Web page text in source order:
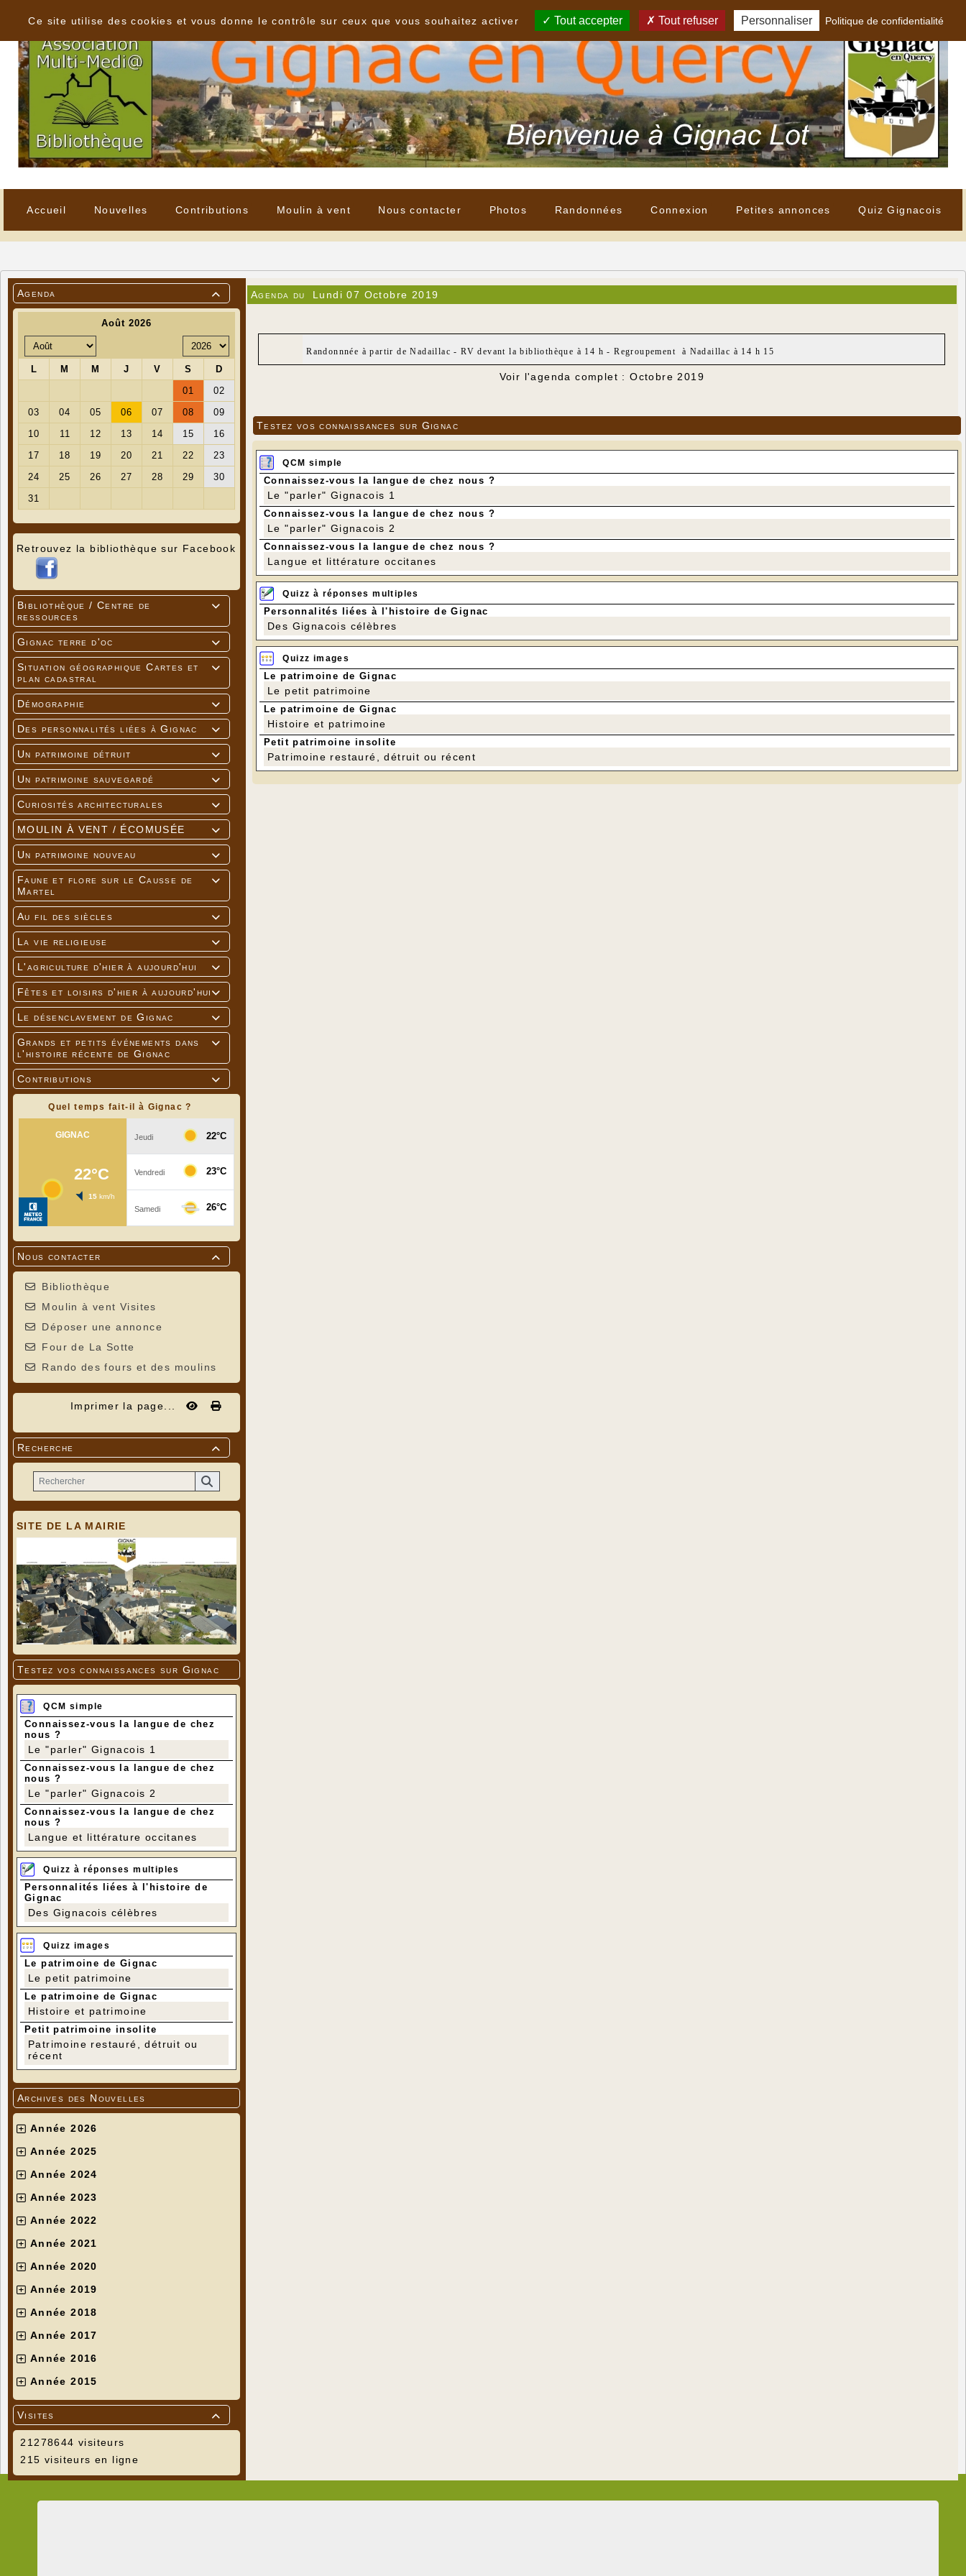
Accueil Nouvelles Contributions Moulin à vent Nous contacter Photos Randonnées Connexion Petites annonces Quiz Gignacois

Agenda
Retrouvez la bibliothèque sur Facebook

Bibliothèque / Centre de
ressources

Gignac terre d'oc

Situation géographique Cartes et
plan cadastral

Démographie

Des personnalités liées à Gignac

Un patrimoine détruit

Un patrimoine sauvegardé

Curiosités architecturales

MOULIN À VENT / ÉCOMUSÉE

Un patrimoine nouveau

Faune et flore sur le Causse de
Martel

Au fil des siècles

La vie religieuse

L'agriculture d'hier à aujourd'hui

Fêtes et loisirs d'hier à aujourd'hui

Le désenclavement de Gignac

Grands et petits événements dans
l'histoire récente de Gignac

Contributions
Quel temps fait-il à Gignac ?

Nous contacter
Bibliothèque
Moulin à vent Visites
Déposer une annonce
Four de La Sotte
Rando des fours et des moulins
Imprimer la page...

Recherche
SITE DE LA MAIRIE
Testez vos connaissances sur Gignac
QCM simple
Connaissez-vous la langue de chez
nous ?
Le "parler" Gignacois 1
Connaissez-vous la langue de chez
nous ?
Le "parler" Gignacois 2
Connaissez-vous la langue de chez
nous ?
Langue et littérature occitanes
Quizz à réponses multiples
Personnalités liées à l'histoire de
Gignac
Des Gignacois célèbres
Quizz images
Le patrimoine de Gignac
Le petit patrimoine
Le patrimoine de Gignac
Histoire et patrimoine
Petit patrimoine insolite
Patrimoine restauré, détruit ou
récent
Archives des Nouvelles
Année 2026
Année 2025
Année 2024
Année 2023
Année 2022
Année 2021
Année 2020
Année 2019
Année 2018
Année 2017
Année 2016
Année 2015

Visites
21278644 visiteurs
215 visiteurs en ligne
Agenda du Lundi 07 Octobre 2019
Randonnnée à partir de Nadaillac - RV devant la bibliothèque à 14 h - Regroupement à Nadaillac à 14 h 15
Voir l'agenda complet : Octobre 2019
Testez vos connaissances sur Gignac
QCM simple
Connaissez-vous la langue de chez nous ?
Le "parler" Gignacois 1
Connaissez-vous la langue de chez nous ?
Le "parler" Gignacois 2
Connaissez-vous la langue de chez nous ?
Langue et littérature occitanes
Quizz à réponses multiples
Personnalités liées à l'histoire de Gignac
Des Gignacois célèbres
Quizz images
Le patrimoine de Gignac
Le petit patrimoine
Le patrimoine de Gignac
Histoire et patrimoine
Petit patrimoine insolite
Patrimoine restauré, détruit ou récent
Ce site utilise des cookies et vous donne le contrôle sur ceux que vous souhaitez activer
Tout accepter Tout refuser Personnaliser Politique de confidentialité